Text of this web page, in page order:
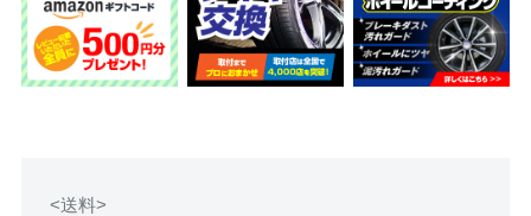
<送料>